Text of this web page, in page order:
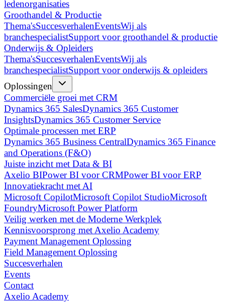
ledenorganisaties
Groothandel & Productie
Thema'sSuccesverhalenEventsWij als
branchespecialistSupport voor groothandel & productie
Onderwijs & Opleiders
Thema'sSuccesverhalenEventsWij als
branchespecialistSupport voor onderwijs & opleiders
Oplossingen
Commerciële groei met CRM
Dynamics 365 SalesDynamics 365 Customer
InsightsDynamics 365 Customer Service
Optimale processen met ERP
Dynamics 365 Business CentralDynamics 365 Finance
and Operations (F&O)
Juiste inzicht met Data & BI
Axelio BIPower BI voor CRMPower BI voor ERP
Innovatiekracht met AI
Microsoft CopilotMicrosoft Copilot StudioMicrosoft
FoundryMicrosoft Power Platform
Veilig werken met de Moderne Werkplek
Kennisvoorsprong met Axelio Academy
Payment Management Oplossing
Field Management Oplossing
Succesverhalen
Events
Contact
Axelio Academy